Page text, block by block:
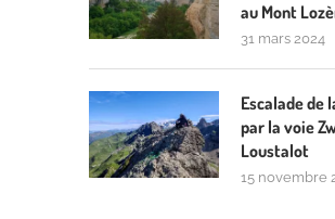
au Mont
31 mars 2024
Escalade de
par la voie
Loustalot
15 novembre